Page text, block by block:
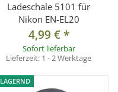
Ladeschale 5101 für
Nikon EN-EL20
4,99 €*
Sofort lieferbar
Lieferzeit: 1 - 2 Werktage
LAGERND